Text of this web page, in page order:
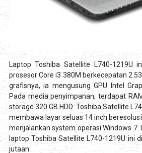
Laptop Toshiba Satellite L740-1219U
prosesor Core i3 380M berkecepatan
grafisnya, ia mengusung GPU Intel
Pada media penyimpanan, terdapat
storage 320 GB HDD. Toshiba Satellite
membawa layar seluas 14 inch
menjalankan system operasi Windows 7.
laptop Toshiba Satellite L740-1219U ini
jutaan.